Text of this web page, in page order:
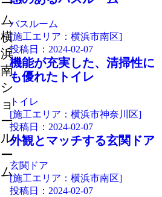
バスルーム
[施工エリア：横浜市南区]
投稿日： 2024-02-07
機能が充実した、清掃性に
も優れたトイレ
トイレ
[施工エリア：横浜市神奈川区]
投稿日： 2024-02-07
外観とマッチする玄関ドア
玄関ドア
[施工エリア：横浜市南区]
投稿日： 2024-02-07
ー
ム
横
浜
南
シ
ョ
ー
ル
ー
ム